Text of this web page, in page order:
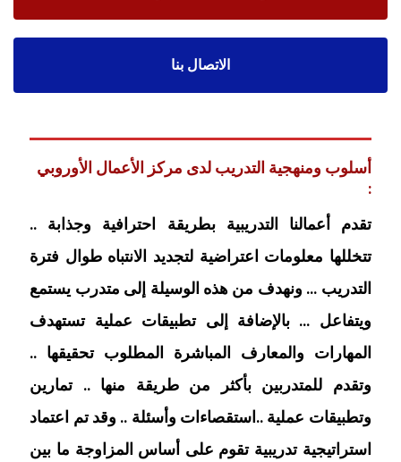
الاتصال بنا
أسلوب ومنهجية التدريب لدى مركز الأعمال الأوروبي
:
تقدم أعمالنا التدريبية بطريقة احترافية وجذابة ..
تتخللها معلومات اعتراضية لتجديد الانتباه طوال فترة
التدريب … ونهدف من هذه الوسيلة إلى متدرب يستمع
ويتفاعل … بالإضافة إلى تطبيقات عملية تستهدف
المهارات والمعارف المباشرة المطلوب تحقيقها ..
وتقدم للمتدربين بأكثر من طريقة منها .. تمارين
وتطبيقات عملية ..استقصاءات وأسئلة .. وقد تم اعتماد
استراتيجية تدريبية تقوم على أساس المزاوجة ما بين